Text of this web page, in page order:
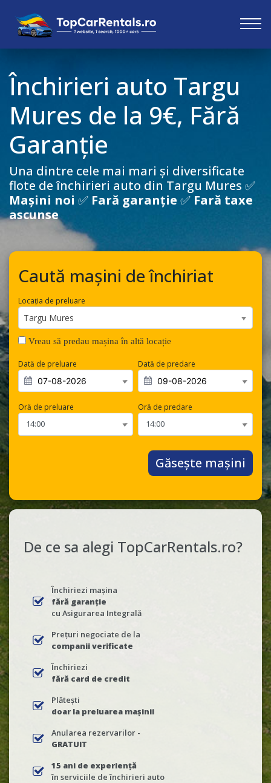
Închirieri auto Targu
Mures de la 9€, Fără
Garanție
Una dintre cele mai mari și diversificate
flote de închirieri auto din Targu Mures ✅
Mașini noi ✅ Fară garanție ✅ Fară taxe
ascunse
Caută mașini de închiriat
Locația de preluare
Targu Mures
Vreau să predau mașina în altă locație
Dată de preluare Dată de predare
Oră de preluare Oră de predare
Găsește mașini
De ce sa alegi TopCarRentals.ro?
Închiriezi mașina
fără garanție
cu Asigurarea Integrală
Prețuri negociate de la
companii verificate
Închiriezi
fără card de credit
Plătești
doar la preluarea mașinii
Anularea rezervarilor -
GRATUIT
15 ani de experiență
în serviciile de închirieri auto